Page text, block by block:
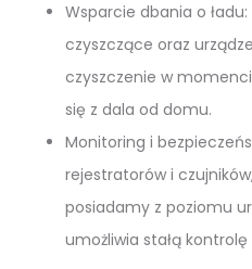
Wsparcie dbania o
czyszczące oraz
czyszczenie w
się z dala od domu.
Monitoring i
rejestratorów i
posiadamy z poziomu
umożliwia stałą